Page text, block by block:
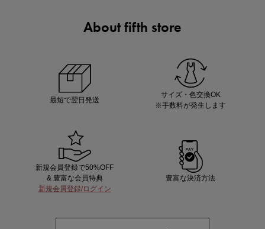
近日販売のアイテムを先見せ
About fifth store
最短で翌日発送
サイズ・色交換OK
※手数料が発生します
新規会員登録で50%OFF
& 豊富な会員特典
新規会員登録/ログイン
豊富な決済方法